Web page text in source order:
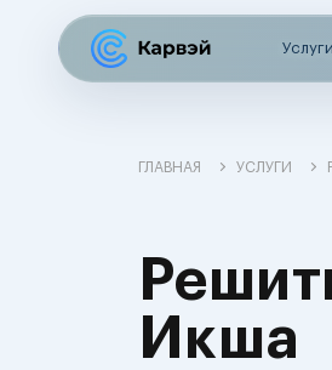
Услуги
ГЛАВНАЯ УСЛУГИ
Икша